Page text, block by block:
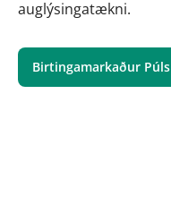
auglýsingatækni.
Birtingamarkaður Púls